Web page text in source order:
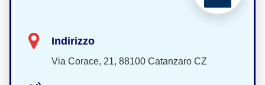
Indirizzo
Via Corace, 21, 88100 Catanzaro CZ